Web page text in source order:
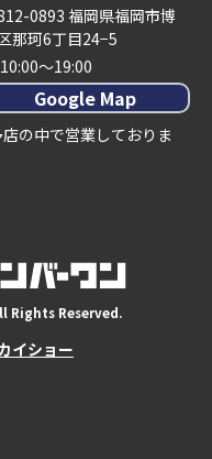
0893 福岡県福岡市博
那珂6丁目24−5
～19:00
Google Map
の中で営業しておりま
Reserved.
イショー